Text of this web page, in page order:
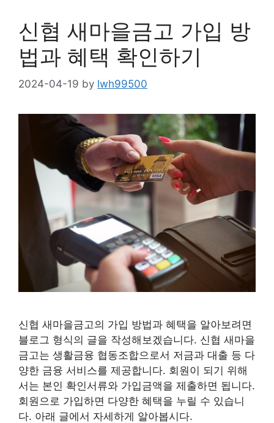
신협 새마을금고 가입 방
법과 혜택 확인하기
2024-04-19 by lwh99500
신협 새마을금고의 가입 방법과 혜택을 알아보려면
블로그 형식의 글을 작성해보겠습니다. 신협 새마을
금고는 생활금융 협동조합으로서 저금과 대출 등 다
양한 금융 서비스를 제공합니다. 회원이 되기 위해
서는 본인 확인서류와 가입금액을 제출하면 됩니다.
회원으로 가입하면 다양한 혜택을 누릴 수 있습니
다. 아래 글에서 자세하게 알아봅시다.